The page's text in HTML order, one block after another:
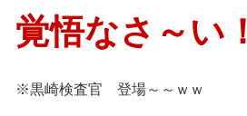
覚悟なさ～い！
※黒崎検査官 登場～～ｗｗ